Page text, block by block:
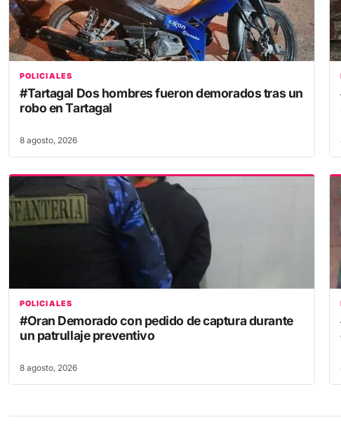
POLICIALES
#Tartagal Dos hombres fueron demorados tras un
robo en Tartagal
8 agosto, 2026
POLICIALES
#Oran Demorado con pedido de captura durante
un patrullaje preventivo
8 agosto, 2026